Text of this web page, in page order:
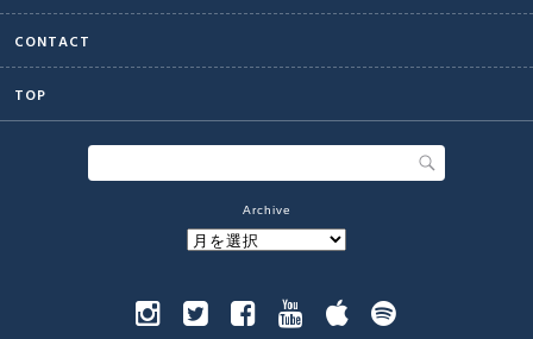
CONTACT
TOP
Archive